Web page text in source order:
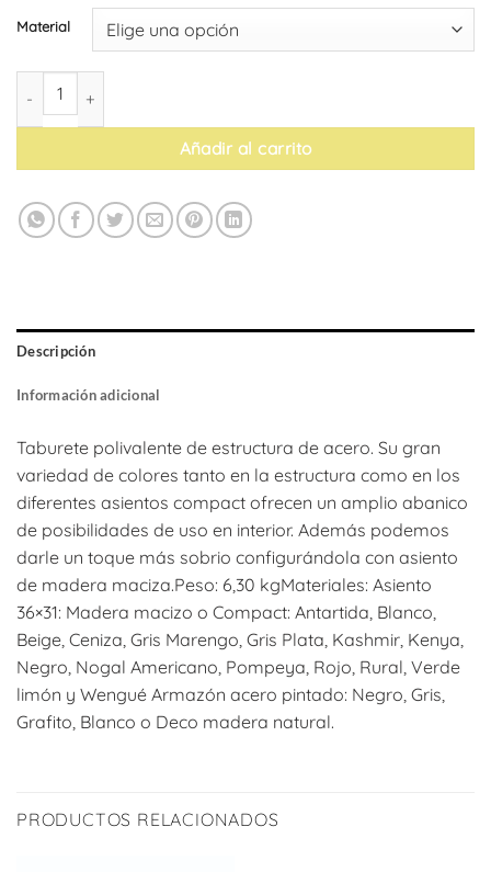
Material
Taburete Mónaco Plus cantidad
Añadir al carrito
Descripción
Información adicional
Taburete polivalente de estructura de acero. Su gran
variedad de colores tanto en la estructura como en los
diferentes asientos compact ofrecen un amplio abanico
de posibilidades de uso en interior. Además podemos
darle un toque más sobrio configurándola con asiento
de madera maciza.Peso: 6,30 kgMateriales: Asiento
36×31: Madera macizo o Compact: Antartida, Blanco,
Beige, Ceniza, Gris Marengo, Gris Plata, Kashmir, Kenya,
Negro, Nogal Americano, Pompeya, Rojo, Rural, Verde
limón y Wengué Armazón acero pintado: Negro, Gris,
Grafito, Blanco o Deco madera natural.
PRODUCTOS RELACIONADOS